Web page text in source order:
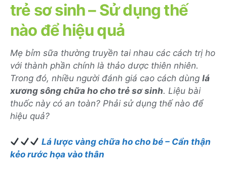
trẻ sơ sinh – Sử dụng thế
nào để hiệu quả
Mẹ bỉm sữa thường truyền tai nhau các cách trị ho
với thành phần chính là thảo dược thiên nhiên.
Trong đó, nhiều người đánh giá cao cách dùng lá
xương sông chữa ho cho trẻ sơ sinh. Liệu bài
thuốc này có an toàn? Phải sử dụng thế nào để
hiệu quả?
Lá lược vàng chữa ho cho bé – Cẩn thận
kẻo rước họa vào thân